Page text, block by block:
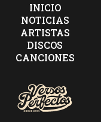
INICIO
NOTICIAS
ARTISTAS
DISCOS
CANCIONES